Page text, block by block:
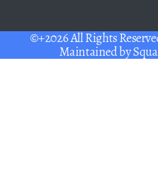
©+2026 All Rights
Maintained by